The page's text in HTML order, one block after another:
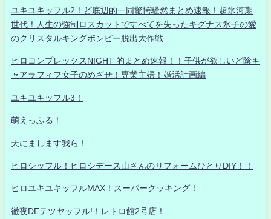
ユキユキッフル2！ど底辺的一同驚愕騒然まとめ速報！超氷河期
世代！人生の強制ロスカットですべてを失ったキグナス氷子の愛
のクリスタルキングボンビー脱出大作戦
ヒロコンプレックスNIGHT 的まとめ速報！！子供が欲しいど陰キ
ャアラフィフ女子のめざせ！専業主婦！婚活計画編
ユキユキッフル3！
萌えっふる！
天にまします我ら！
ヒロシッフル！ヒロシデース山さんのリフォームひとりDIY！！
ヒロユキユキッフルMAX！スーパークッキング！
徹夜DEテツヤッフル!！レトロ館2号店！